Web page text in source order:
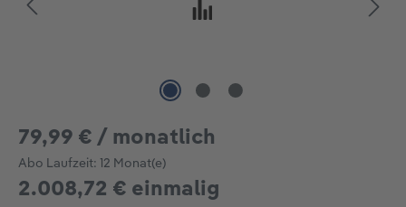
79,99 € / monatlich
Abo Laufzeit: 12 Monat(e)
2.008,72 € einmalig